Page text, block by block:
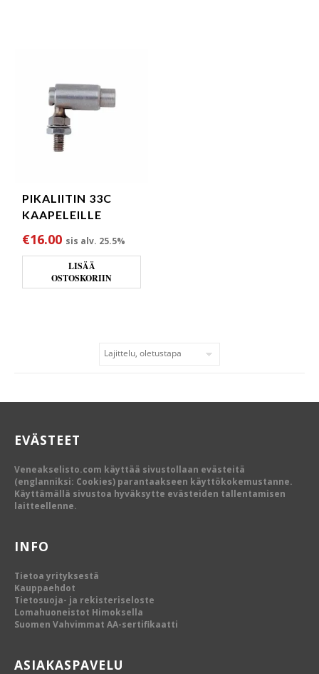
PIKALIITIN 33C
KAAPELEILLE
€16.00 sis alv. 25.5%
LISÄÄ
OSTOSKORIIN
EVÄSTEET
Veneakselisto.com käyttää sivustollaan evästeitä
(englanniksi: Cookies) parantaakseen käyttökokemustanne.
Käyttämällä sivustoa hyväksytte evästeiden tallentamisen
laitteellenne.
INFO
Tietoa yrityksestä
Kauppaehdot
Tietosuoja- ja rekisteriseloste
Lomahuoneistot Himoksella
Suomen Vahvimmat AA-sertifikaatti
ASIAKASPAVELU